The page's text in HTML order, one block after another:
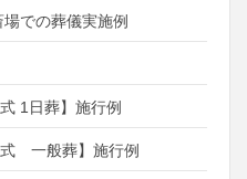
での葬儀実施例
1日葬】施行例
一般葬】施行例